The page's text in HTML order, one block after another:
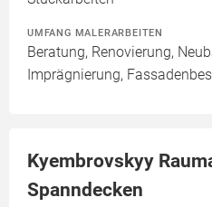
UMFANG MALERARBEITEN
Beratung, Renovierung,
Imprägnierung,
Kyembrovskyy
Spanndecken